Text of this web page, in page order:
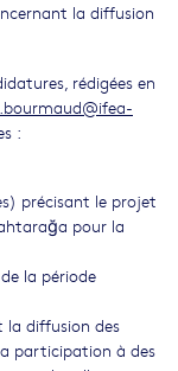
la diffusion
rédigées en
:
précisant le projet
pour la
la période
diffusion des
participation à des